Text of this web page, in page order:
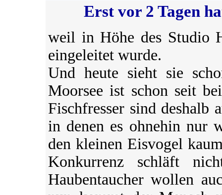
Erst vor 2 Tagen
weil in Höhe des Studio
eingeleitet wurde.
Und heute sieht sie
Moorsee ist schon seit
Fischfresser sind deshalb
in denen es ohnehin nur
den kleinen Eisvogel
Konkurrenz schläft
Haubentaucher wollen